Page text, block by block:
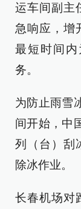
运车间副主
急响应，增
最短时间
务。
为防止雨雪
间开始，中
列（台）刮
除冰作业。
长春机场对